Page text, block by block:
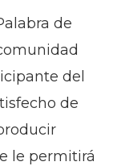
de
del
de
le permitirá